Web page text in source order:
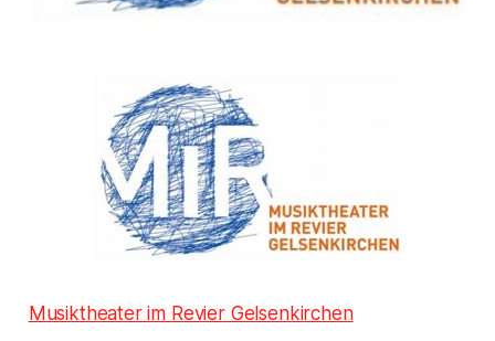
Musiktheater im Revier Gelsenkirchen